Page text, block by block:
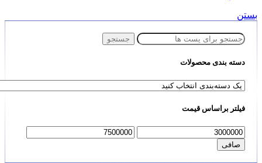
بستن
جستجو
دسته بندی محصولات
فیلتر براساس قیمت
حداقل
قیمت
حداكثر
صافی